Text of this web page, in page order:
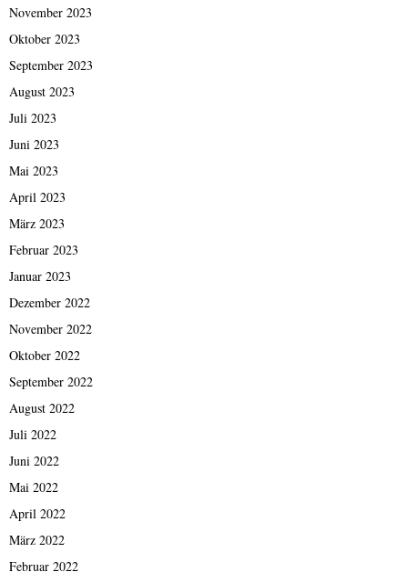
November 2023
Oktober 2023
September 2023
August 2023
Juli 2023
Juni 2023
Mai 2023
April 2023
März 2023
Februar 2023
Januar 2023
Dezember 2022
November 2022
Oktober 2022
September 2022
August 2022
Juli 2022
Juni 2022
Mai 2022
April 2022
März 2022
Februar 2022